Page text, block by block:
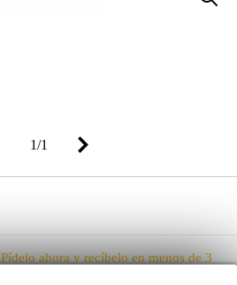
1/1
Pídelo ahora y recíbelo en menos de 3